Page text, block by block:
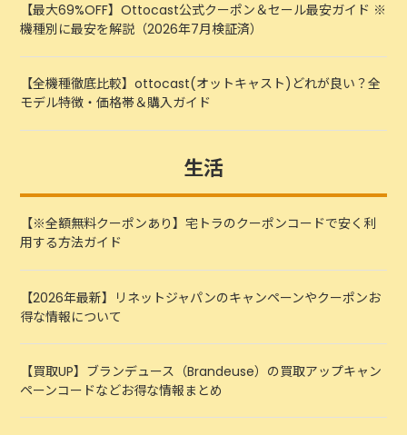
【最大69%OFF】Ottocast公式クーポン＆セール最安ガイド ※
機種別に最安を解説（2026年7月検証済）
【全機種徹底比較】ottocast(オットキャスト)どれが良い？全
モデル特徴・価格帯＆購入ガイド
生活
【※全額無料クーポンあり】宅トラのクーポンコードで安く利
用する方法ガイド
【2026年最新】リネットジャパンのキャンペーンやクーポンお
得な情報について
【買取UP】ブランデュース（Brandeuse）の買取アップキャン
ペーンコードなどお得な情報まとめ